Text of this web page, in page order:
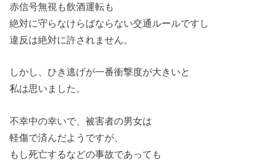
赤信号無視も飲酒運転も
絶対に守らなけらばならない交通ルールですし
違反は絶対に許されません。
しかし、ひき逃げが一番衝撃度が大きいと
私は思いました。
不幸中の幸いで、被害者の男女は
軽傷で済んだようですが、
もし死亡するなどの事故であっても